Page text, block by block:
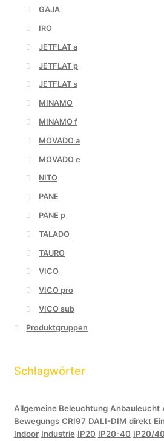
GAJA
IRO
JETFLAT a
JETFLAT p
JETFLAT s
MINAMO
MINAMO f
MOVADO a
MOVADO e
NITO
PANE
PANE p
TALADO
TAURO
VICO
VICO pro
VICO sub
Produktgruppen
Schlagwörter
Allgemeine Beleuchtung Anbauleucht
Bewegungs CRI97 DALI-DIM direkt
Indoor Industrie IP20 IP20-40 IP20/40